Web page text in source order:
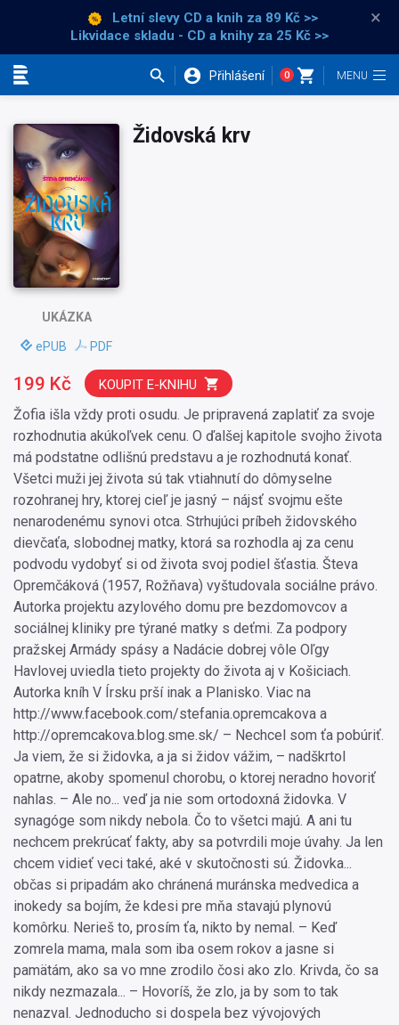
Letní slevy CD a knih za 89 Kč >>
Likvidace skladu - CD a knihy za 25 Kč >>
×
Přihlášení 0
UKÁZKA
ePUB PDF
Židovská krv
Žofia išla vždy proti osudu. Je pripravená zaplatiť za svoje
rozhodnutia akúkoľvek cenu. O ďalšej kapitole svojho života
má podstatne odlišnú predstavu a je rozhodnutá konať.
Všetci muži jej života sú tak vtiahnutí do dômyselne
rozohranej hry, ktorej cieľ je jasný – nájsť svojmu ešte
nenarodenému synovi otca. Strhujúci príbeh židovského
dievčaťa, slobodnej matky, ktorá sa rozhodla aj za cenu
podvodu vydobyť si od života svoj podiel šťastia. Števa
Opremčáková (1957, Rožňava) vyštudovala sociálne právo.
Autorka projektu azylového domu pre bezdomovcov a
sociálnej kliniky pre týrané matky s deťmi. Za podpory
pražskej Armády spásy a Nadácie dobrej vôle Oľgy
Havlovej uviedla tieto projekty do života aj v Košiciach.
Autorka kníh V Írsku prší inak a Planisko. Viac na
http://www.facebook.com/stefania.opremcakova a
http://opremcakova.blog.sme.sk/ – Nechcel som ťa pobúriť.
Ja viem, že si židovka, a ja si židov vážim, – nadškrtol
opatrne, akoby spomenul chorobu, o ktorej neradno hovoriť
nahlas. – Ale no... veď ja nie som ortodoxná židovka. V
synagóge som nikdy nebola. Čo to všetci majú. A ani tu
nechcem prekrúcať fakty, aby sa potvrdili moje úvahy. Ja len
chcem vidieť veci také, aké v skutočnosti sú. Židovka...
občas si pripadám ako chránená muránska medvedica a
inokedy sa bojím, že kdesi pre mňa stavajú plynovú
komôrku. Nerieš to, prosím ťa, nikto by nemal. – Keď
zomrela mama, mala som iba osem rokov a jasne si
pamätám, ako sa vo mne zrodilo čosi ako zlo. Krivda, čo sa
nikdy nezmazala... – Hovoríš, že zlo, ja by som to tak
nenazval. Jednoducho si dospela bez vývojových
199 Kč KOUPIT E-KNIHU